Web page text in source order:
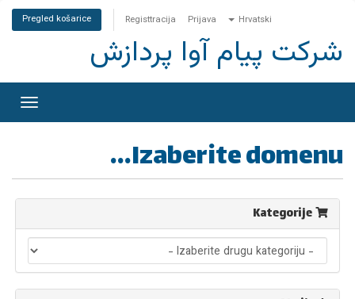
Hrvatski
Prijava
Registtracija
Pregled košarice
شرکت پیام آوا پردازش
Izaberite domenu...